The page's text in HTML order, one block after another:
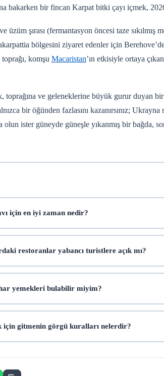
bakarken bir fincan Karpat bitki çayı içmek,
üzüm şırası (fermantasyon öncesi taze
bölgesini ziyaret edenler için
komşu Macaristan’ın etkisiyle ortaya
toprağına ve geleneklerine büyük gurur duyan bir
bir öğünden fazlasını kazanırsınız;
ister güneyde güneşle yıkanmış bir bağda,
için en iyi zaman nedir?
restoranlar yabancı turistlere açık mı?
yemekleri bulabilir miyim?
için gitmenin görgü kuralları nelerdir?